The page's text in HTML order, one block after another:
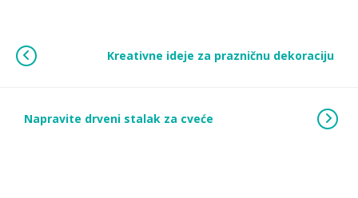
Kreativne ideje za prazničnu dekoraciju
Napravite drveni stalak za cveće